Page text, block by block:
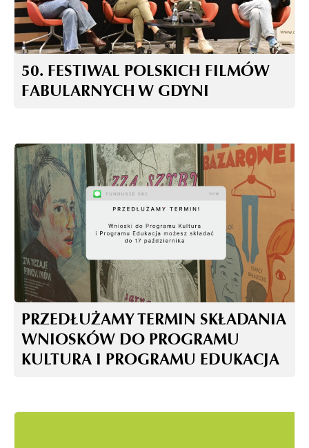
50. FESTIWAL POLSKICH FILMÓW
FABULARNYCH W GDYNI
PRZEDŁUŻAMY TERMIN SKŁADANIA
WNIOSKÓW DO PROGRAMU
KULTURA I PROGRAMU EDUKACJA